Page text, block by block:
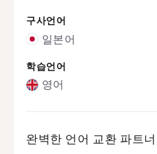
구사언어
일본어
학습언어
영어
완벽한 언어 교환 파트너